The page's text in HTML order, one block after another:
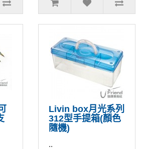
Livin box月光系列
312型手提箱(顏色
隨機)
..